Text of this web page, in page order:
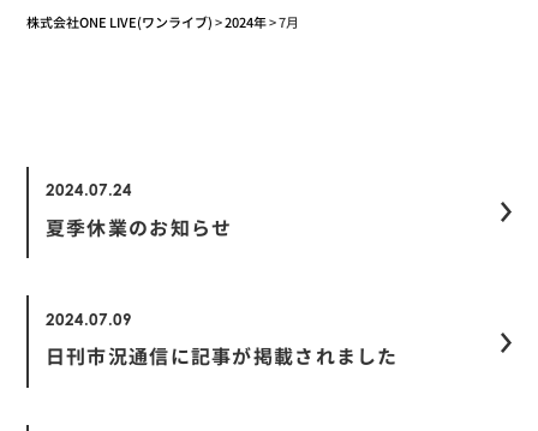
株式会社ONE LIVE(ワンライブ)>2024年>7月
2024.07.24
夏季休業のお知らせ
2024.07.09
日刊市況通信に記事が掲載されました